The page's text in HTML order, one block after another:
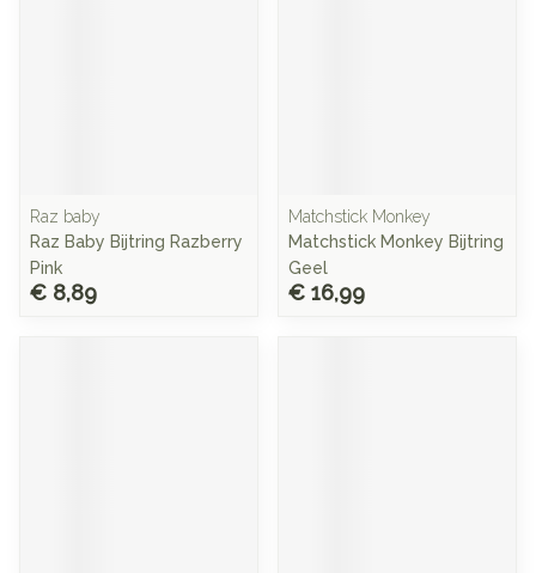
Raz baby
Raz Baby Bijtring Razberry
Pink
€ 8,89
Matchstick Monkey
Matchstick Monkey Bijtring
Geel
€ 16,99